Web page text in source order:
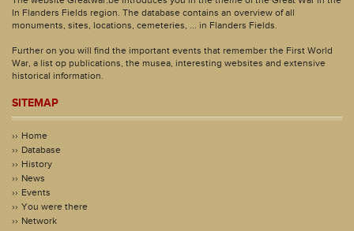
In Flanders Fields region. The database contains an overview of all
monuments, sites, locations, cemeteries, ... in Flanders Fields.
Further on you will find the important events that remember the First World
War, a list op publications, the musea, interesting websites and extensive
historical information.
SITEMAP
Home
Database
History
News
Events
You were there
Network